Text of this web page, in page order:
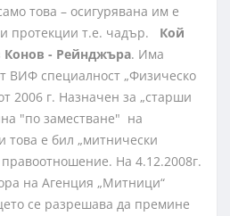
това – осигурявана им е
протекции т.е. чадър. Кой
Конов - Рейнджъра. Има
ВИФ специалност „Физическо
2006 г. Назначен за „старши
"по заместване" на
това е бил „митнически
На 4.12.2008г.
на Агенция „Митници“
се разрешава да премине